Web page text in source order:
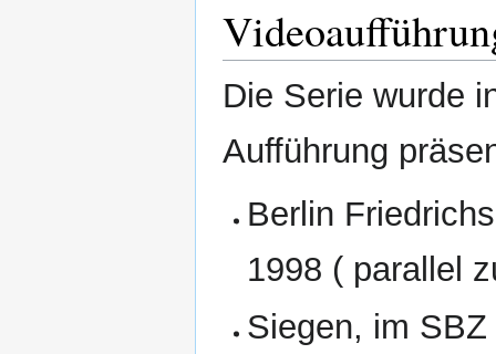
Die Serie wurde
Aufführung
Berlin
1998 ( parallel
Siegen, im